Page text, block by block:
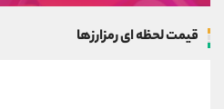
قیمت لحظه ای رمزارزها